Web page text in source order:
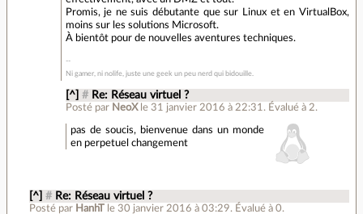
Promis, je ne suis débutante que sur Linux et en VirtualBox,
moins sur les solutions Microsoft.
À bientôt pour de nouvelles aventures techniques.
Ni gamer, ni nolife, juste une geek un peu nerd qui bidouille.
[^] # Re: Réseau virtuel ?
Posté par NeoX le 31 janvier 2016 à 22:31 . Évalué à 2.
pas de soucis, bienvenue dans un monde
en perpetuel changement
[^] # Re: Réseau virtuel ?
Posté par HanhT le 30 janvier 2016 à 03:29. Évalué à0.